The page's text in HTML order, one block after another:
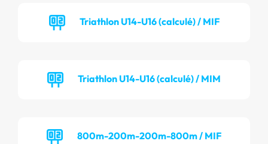
Triathlon U14-U16 (calculé) / MIF
Triathlon U14-U16 (calculé) / MIM
800m-200m-200m-800m / MIF